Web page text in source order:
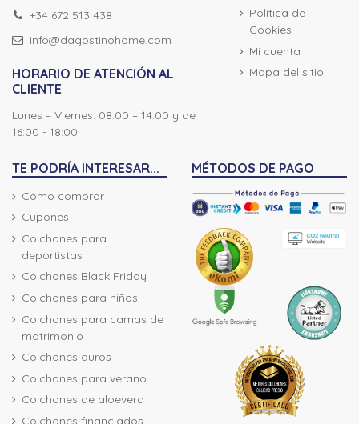
+34 672 513 438
info@dagostinohome.com
HORARIO DE ATENCIÓN AL
CLIENTE
Lunes – Viernes: 08:00 – 14:00 y de
16:00 - 18:00
Política de
Cookies
Mi cuenta
Mapa del sitio
TE PODRÍA INTERESAR...
Cómo comprar
Cupones
Colchones para
deportistas
Colchones Black Friday
Colchones para niños
Colchones para camas de
matrimonio
Colchones duros
Colchones para verano
Colchones de aloevera
Colchones financiados
MÉTODOS DE PAGO